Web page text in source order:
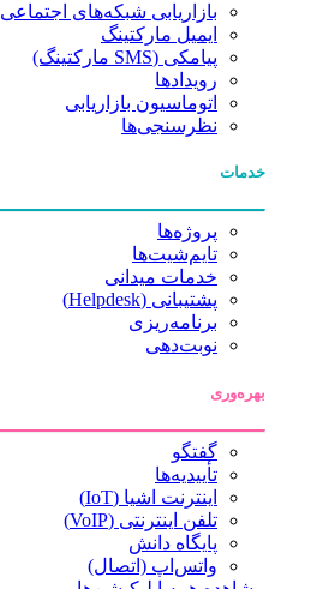
بازاریابی شبکه‌های اجتماعی
ایمیل مارکتینگ
پیامکی (SMS مارکتینگ)
رویدادها
اتوماسیون بازاریابی
نظرسنجی‌ها
خدمات
پروژه‌ها
تایم‌شیت‌ها
خدمات میدانی
پشتیبانی (Helpdesk)
برنامه‌ریزی
نوبت‌دهی
بهره‌وری
گفتگو
تأییدیه‌ها
اینترنت اشیا (IoT)
تلفن اینترنتی (VoIP)
پایگاه دانش
واتس‌اپ (اتصال)